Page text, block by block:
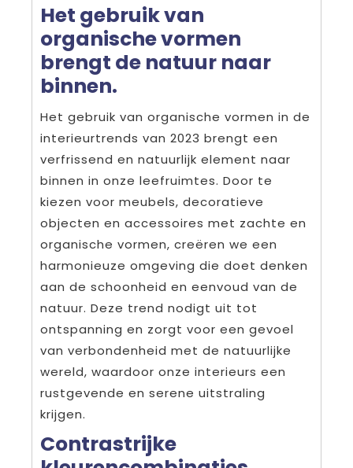
Het gebruik van
organische vormen
brengt de natuur naar
binnen.
Het gebruik van organische vormen in de
interieurtrends van 2023 brengt een
verfrissend en natuurlijk element naar
binnen in onze leefruimtes. Door te
kiezen voor meubels, decoratieve
objecten en accessoires met zachte en
organische vormen, creëren we een
harmonieuze omgeving die doet denken
aan de schoonheid en eenvoud van de
natuur. Deze trend nodigt uit tot
ontspanning en zorgt voor een gevoel
van verbondenheid met de natuurlijke
wereld, waardoor onze interieurs een
rustgevende en serene uitstraling
krijgen.
Contrastrijke